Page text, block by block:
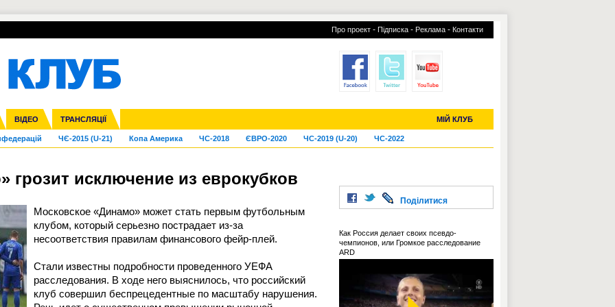
Про проект - Підписка - Реклама - Контакти
ВІДЕО ТРАНСЛЯЦІЇ МІЙ КЛУБ
ліга Кубок України Молодіжка
Ліга націй Ліга конференцій
Франція Інші
ЧЄ-2015 (U-21) Копа Америка ЧС-2018 ЄВРО-2020 ЧС-2019 (U-20) ЧС-2022
УПЛ-ПЕРЕХОДИ УСІ ТРАНСФЕРИ
грозит исключение из еврокубков
Московское «Динамо» может стать первым футбольным
клубом, который серьезно пострадает из-за
несоответствия правилам финансового фейр-плей.
Стали известны подробности проведенного УЕФА
расследования. В ходе него выяснилось, что российский
клуб совершил беспрецедентные по масштабу нарушения.
Поділитися
Как Россия делает своих псевдо-
чемпионов, или Громкое расследование
ARD